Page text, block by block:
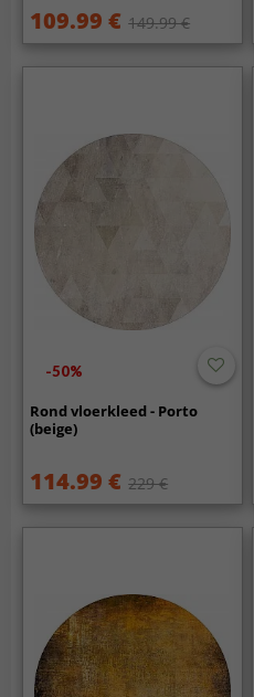
109.99 € 149.99 €
-50%
Rond vloerkleed - Porto
(beige)
114.99 € 229 €